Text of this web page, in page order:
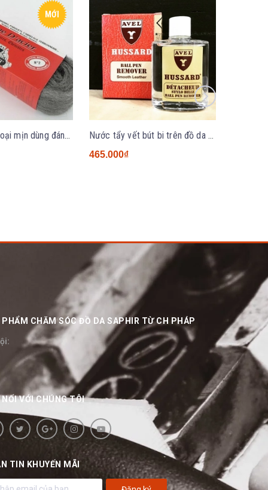
MỚI
Gói bông kim loại mịn dùng đánh bóng đồ kim loại của hãng LOUIS Avel France 200g Nước tẩy vết bút bi trên đồ da Avel Hussard 30ml
465.000₫
CHĂM SÓC ĐỒ DA SAPHIR TỪ CH PHÁP
VỚI CHÚNG TÔI
TIN KHUYẾN MÃI